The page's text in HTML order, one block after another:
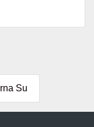
Su